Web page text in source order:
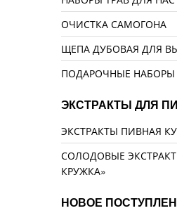
ОЧИСТКА САМОГОНА
ЩЕПА ДУБОВАЯ ДЛЯ
ПОДАРОЧНЫЕ НАБОРЫ
ЭКСТРАКТЫ ДЛЯ
ЭКСТРАКТЫ ПИВНАЯ
СОЛОДОВЫЕ
КРУЖКА»
НОВОЕ